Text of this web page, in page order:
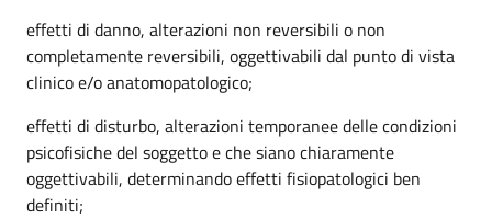
effetti di danno, alterazioni non reversibili o non
completamente reversibili, oggettivabili dal punto di vista
clinico e/o anatomopatologico;
effetti di disturbo, alterazioni temporanee delle condizioni
psicofisiche del soggetto e che siano chiaramente
oggettivabili, determinando effetti fisiopatologici ben
definiti;